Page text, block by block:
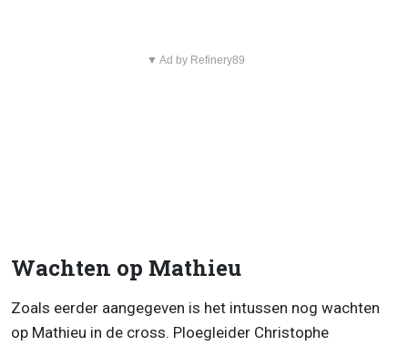
▼ Ad by Refinery89
Wachten op Mathieu
Zoals eerder aangegeven is het intussen nog wachten
op Mathieu in de cross. Ploegleider Christophe